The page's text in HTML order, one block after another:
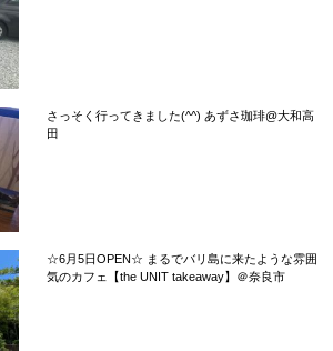
さっそく行ってきました(^^) あずさ珈琲@大和高
田
☆6月5日OPEN☆ まるでバリ島に来たような雰囲
気のカフェ【the UNIT takeaway】＠奈良市